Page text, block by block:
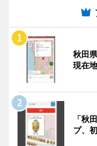
秋田
現在
「秋
プ、